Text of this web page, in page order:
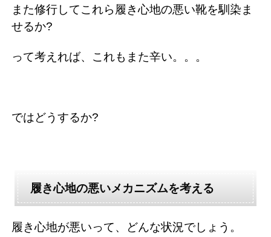
また修行してこれら履き心地の悪い靴を馴染ま
せるか?
って考えれば、これもまた辛い。。。
ではどうするか?
履き心地の悪いメカニズムを考える
履き心地が悪いって、どんな状況でしょう。